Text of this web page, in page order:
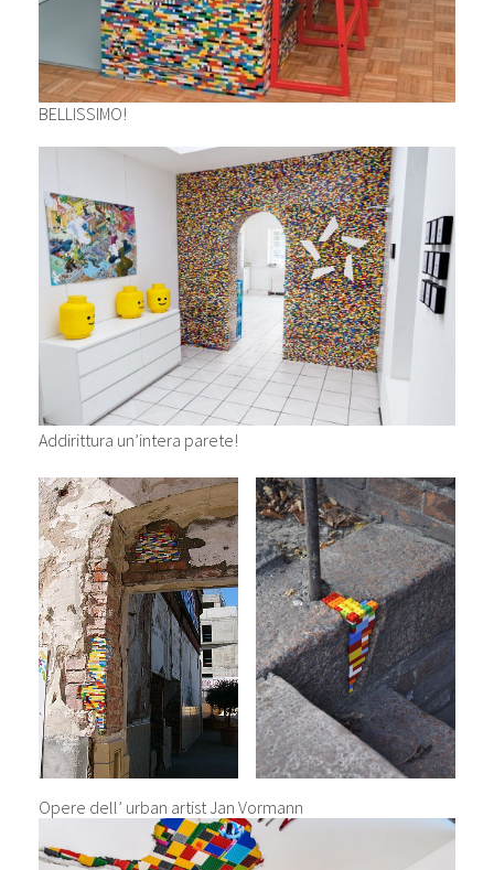
BELLISSIMO!
Addirittura un’intera parete!
Opere dell’ urban artist Jan Vormann